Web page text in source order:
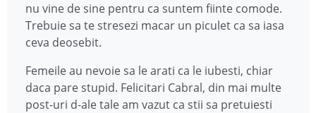
nu vine de sine pentru ca suntem fiinte comode.
Trebuie sa te stresezi macar un piculet ca sa iasa
ceva deosebit.
Femeile au nevoie sa le arati ca le iubesti, chiar
daca pare stupid. Felicitari Cabral, din mai multe
post-uri d-ale tale am vazut ca stii sa pretuiesti